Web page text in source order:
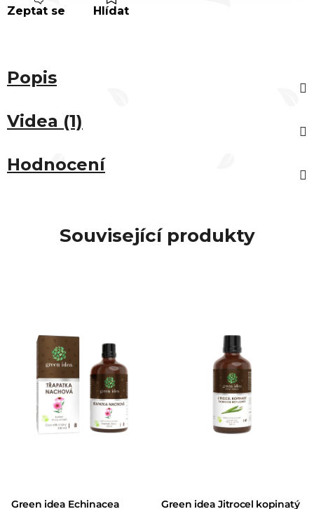
Zeptat se Hlídat
Popis
Videa (1)
Hodnocení
Související produkty
Green idea Echinacea Green idea Jitrocel kopinatý